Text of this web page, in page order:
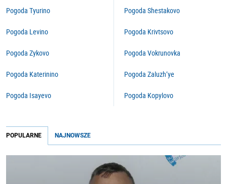
Pogoda Tyurino
Pogoda Levino
Pogoda Zykovo
Pogoda Katerinino
Pogoda Isayevo
Pogoda Shestakovo
Pogoda Krivtsovo
Pogoda Vokrunovka
Pogoda Zaluzh’ye
Pogoda Kopylovo
POPULARNE NAJNOWSZE